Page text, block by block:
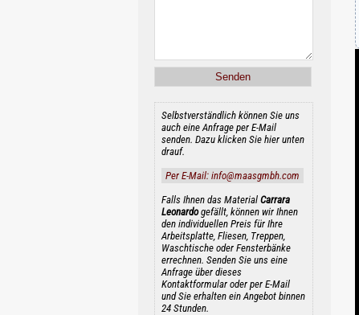
Selbstverständlich können Sie uns
auch eine Anfrage per E-Mail
senden. Dazu klicken Sie hier unten
drauf.
Per E-Mail: info@maasgmbh.com
Falls Ihnen das Material Carrara
Leonardogefällt, können wir Ihnen
den individuellen Preis für Ihre
Arbeitsplatte, Fliesen, Treppen,
Waschtische oder Fensterbänke
errechnen. Senden Sie uns eine
Anfrage über dieses
Kontaktformular oder per E-Mail
und Sie erhalten ein Angebot binnen
24 Stunden.